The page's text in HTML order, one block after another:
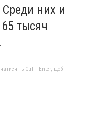
них и
тысяч
Ctrl + Enter, щоб